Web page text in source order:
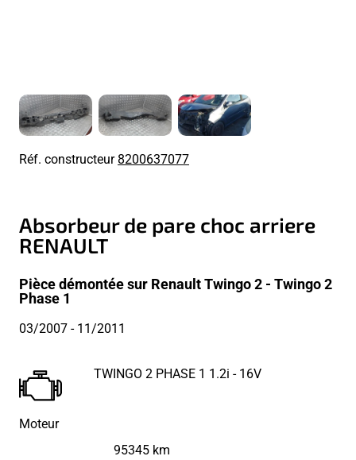
Réf. constructeur8200637077
Absorbeur de pare choc arriere
RENAULT
Pièce démontée sur Renault Twingo 2 - Twingo 2
Phase 1
03/2007- 11/2011
Moteur
TWINGO 2 PHASE 1 1.2i - 16V
95345 km